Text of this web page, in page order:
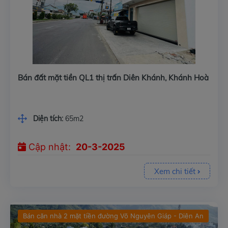
Bán đất mặt tiền QL1 thị trấn Diên Khánh, Khánh Hoà
Diện tích: 65m2
Cập nhật: 20-3-2025
Xem chi tiết
Bán căn nhà 2 mặt tiền đường Võ Nguyên Giáp - Diên An